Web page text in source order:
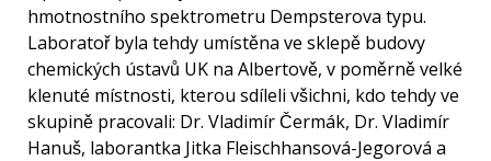
hmotnostního spektrometru Dempsterova typu.
Laboratoř byla tehdy umístěna ve sklepě budovy
chemických ústavů UK na Albertově, v poměrně velké
klenuté místnosti, kterou sdíleli všichni, kdo tehdy ve
skupině pracovali: Dr. Vladimír Čermák, Dr. Vladimír
Hanuš, laborantka Jitka Fleischhansová-Jegorová a